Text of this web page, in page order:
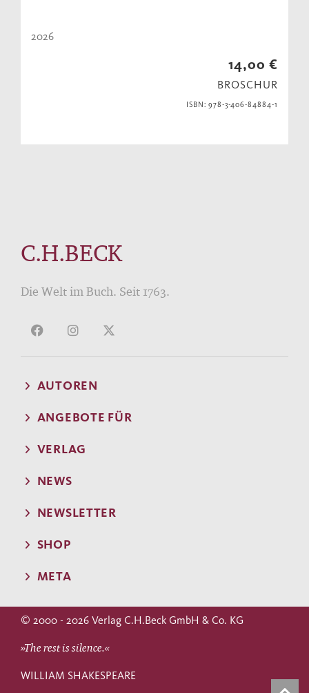
2026
14,00 €
BROSCHUR
ISBN: 978-3-406-84884-1
C.H.BECK
Die Welt im Buch. Seit 1763.
AUTOREN
ANGEBOTE FÜR
VERLAG
NEWS
NEWSLETTER
SHOP
META
© 2000 - 2026 Verlag C.H.Beck GmbH & Co. KG
»The rest is silence.«
WILLIAM SHAKESPEARE